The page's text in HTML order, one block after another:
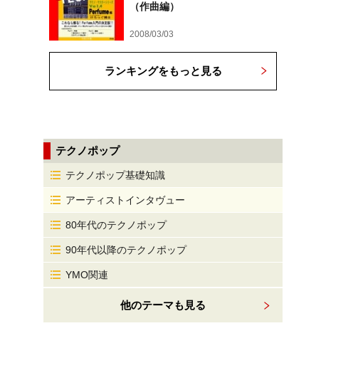
（作曲編）
2008/03/03
ランキングをもっと見る
テクノポップ
テクノポップ基礎知識
アーティストインタヴュー
80年代のテクノポップ
90年代以降のテクノポップ
YMO関連
他のテーマも見る